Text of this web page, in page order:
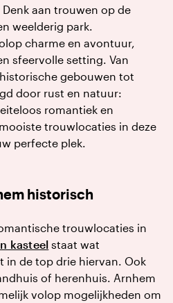
aan trouwen op de
weelderig park.
charme en avontuur,
sfeervolle setting. Van
gebouwen tot
door rust en natuur:
romantiek en
trouwlocaties in deze
perfecte plek.
historisch
trouwlocaties in
kasteel staat wat
in de top drie hiervan. Ook
of herenhuis. Arnhem
volop mogelijkheden om